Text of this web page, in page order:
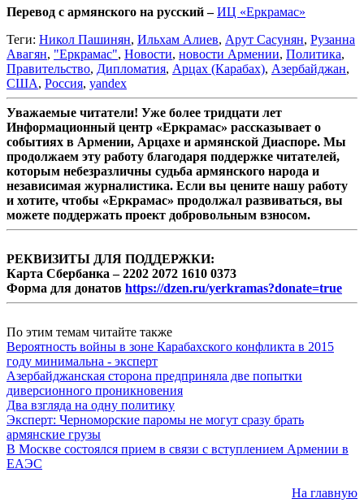
Перевод с армянского на русский –ИЦ «Еркрамас»
Теги: Никол Пашинян, Ильхам Алиев, Арут Сасунян, Рузанна
Авагян, "Еркрамас", Новости, новости Армении, Политика,
Правительство, Дипломатия, Арцах (Карабах), Азербайджан,
США, Россия, yandex
Уважаемые читатели! Уже более тридцати лет
Информационный центр «Еркрамас» рассказывает о
событиях в Армении, Арцахе и армянской Диаспоре. Мы
продолжаем эту работу благодаря поддержке читателей,
которым небезразличны судьба армянского народа и
независимая журналистика. Если вы цените нашу работу
и хотите, чтобы «Еркрамас» продолжал развиваться, вы
можете поддержать проект добровольным взносом.
РЕКВИЗИТЫ ДЛЯ ПОДДЕРЖКИ:
Карта Сбербанка – 2202 2072 1610 0373
Форма для донатов https://dzen.ru/yerkramas?donate=true
По этим темам читайте также
Вероятность войны в зоне Карабахского конфликта в 2015
году минимальна - эксперт
Азербайджанская сторона предприняла две попытки
диверсионного проникновения
Два взгляда на одну политику
Эксперт: Черноморские паромы не могут сразу брать
армянские грузы
В Москве состоялся прием в связи с вступлением Армении в
ЕАЭС
На главную